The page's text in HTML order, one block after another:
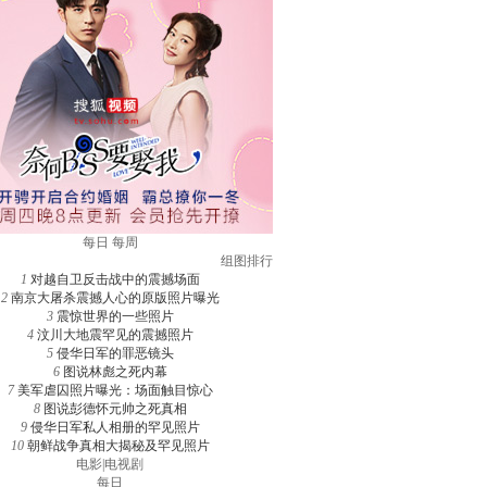
每日 每周
组图排行
1 对越自卫反击战中的震撼场面
2 南京大屠杀震撼人心的原版照片曝光
3 震惊世界的一些照片
4 汶川大地震罕见的震撼照片
5 侵华日军的罪恶镜头
6 图说林彪之死内幕
7 美军虐囚照片曝光：场面触目惊心
8 图说彭德怀元帅之死真相
9 侵华日军私人相册的罕见照片
10 朝鲜战争真相大揭秘及罕见照片
电影 电视剧
每日